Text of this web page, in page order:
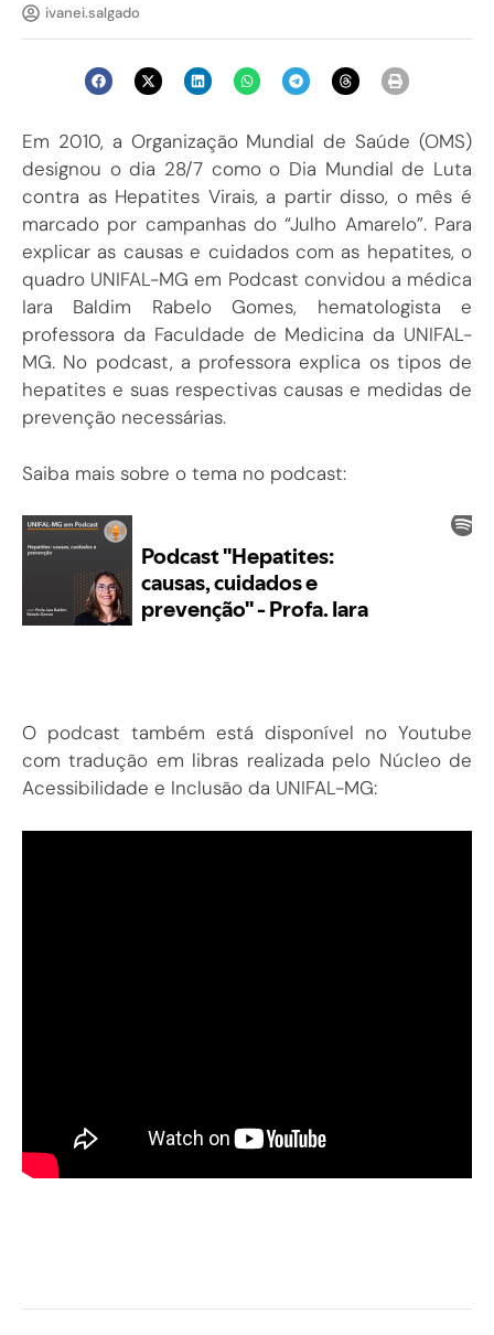
ivanei.salgado
Em 2010, a Organização Mundial de Saúde (OMS)
designou o dia 28/7 como o Dia Mundial de Luta
contra as Hepatites Virais, a partir disso, o mês é
marcado por campanhas do “Julho Amarelo”. Para
explicar as causas e cuidados com as hepatites, o
quadro UNIFAL-MG em Podcast convidou a médica
Iara Baldim Rabelo Gomes, hematologista e
professora da Faculdade de Medicina da UNIFAL-
MG. No podcast, a professora explica os tipos de
hepatites e suas respectivas causas e medidas de
prevenção necessárias.
Saiba mais sobre o tema no podcast:
O podcast também está disponível no Youtube
com tradução em libras realizada pelo Núcleo de
Acessibilidade e Inclusão da UNIFAL-MG: